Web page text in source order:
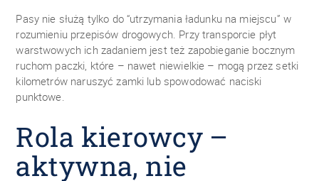
Pasy nie służą tylko do “utrzymania ładunku na miejscu” w
rozumieniu przepisów drogowych. Przy transporcie płyt
warstwowych ich zadaniem jest też zapobieganie bocznym
ruchom paczki, które – nawet niewielkie – mogą przez setki
kilometrów naruszyć zamki lub spowodować naciski
punktowe.
Rola kierowcy –
aktywna, nie